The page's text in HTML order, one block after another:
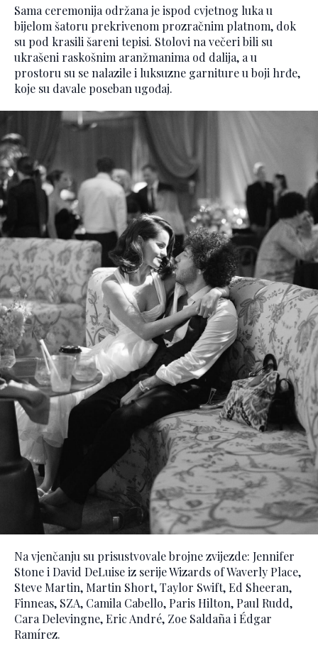
Sama ceremonija održana je ispod cvjetnog luka u
bijelom šatoru prekrivenom prozračnim platnom, dok
su pod krasili šareni tepisi. Stolovi na večeri bili su
ukrašeni raskošnim aranžmanima od dalija, a u
prostoru su se nalazile i luksuzne garniture u boji hrđe,
koje su davale poseban ugođaj.
Na vjenčanju su prisustvovale brojne zvijezde: Jennifer
Stone i David DeLuise iz serije Wizards of Waverly Place,
Steve Martin, Martin Short, Taylor Swift, Ed Sheeran,
Finneas, SZA, Camila Cabello, Paris Hilton, Paul Rudd,
Cara Delevingne, Eric André, Zoe Saldaña i Édgar
Ramírez.